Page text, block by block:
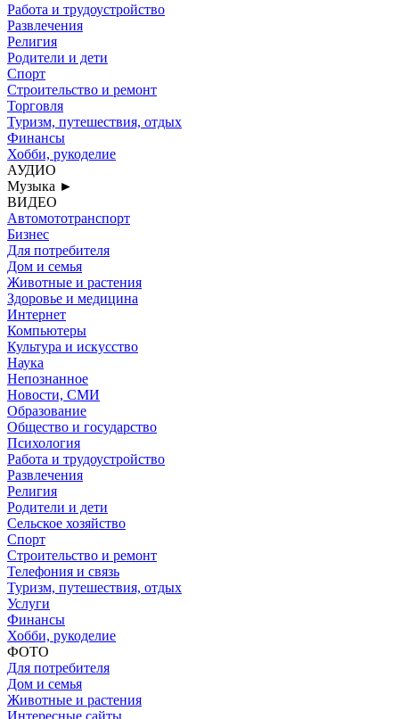
Работа и трудоустройство
Развлечения
Религия
Родители и дети
Спорт
Строительство и ремонт
Торговля
Туризм, путешествия, отдых
Финансы
Хобби, рукоделие
АУДИО
Музыка ►
ВИДЕО
Автомототранспорт
Бизнес
Для потребителя
Дом и семья
Животные и растения
Здоровье и медицина
Интернет
Компьютеры
Культура и искусство
Наука
Непознанное
Новости, СМИ
Образование
Общество и государство
Психология
Работа и трудоустройство
Развлечения
Религия
Родители и дети
Сельское хозяйство
Спорт
Строительство и ремонт
Телефония и связь
Туризм, путешествия, отдых
Услуги
Финансы
Хобби, рукоделие
ФОТО
Для потребителя
Дом и семья
Животные и растения
Интересные сайты